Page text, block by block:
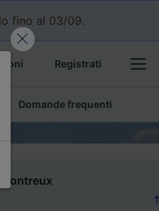
fino al 03/09.
Registrati
Domande frequenti